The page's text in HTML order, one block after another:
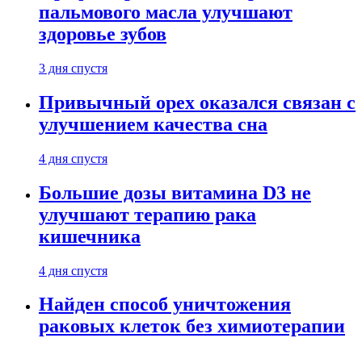
пальмового масла улучшают
здоровье зубов
3 дня спустя
Привычный орех оказался связан с
улучшением качества сна
4 дня спустя
Большие дозы витамина D3 не
улучшают терапию рака
кишечника
4 дня спустя
Найден способ уничтожения
раковых клеток без химиотерапии